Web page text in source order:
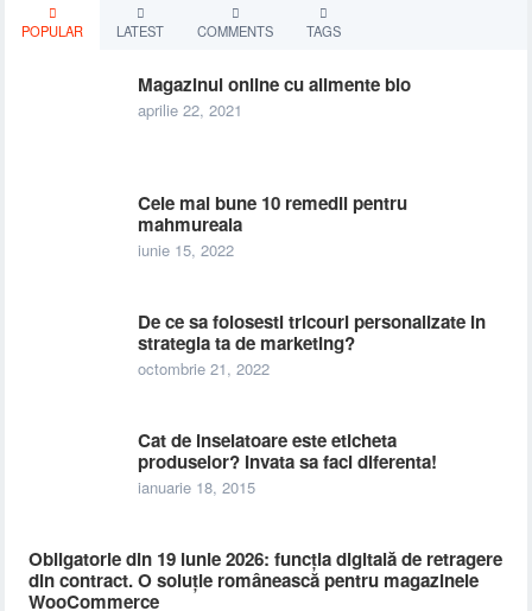
POPULAR LATEST COMMENTS TAGS
Magazinul online cu alimente bio
aprilie 22, 2021
Cele mai bune 10 remedii pentru
mahmureala
iunie 15, 2022
De ce sa folosesti tricouri personalizate in
strategia ta de marketing?
octombrie 21, 2022
Cat de inselatoare este eticheta
produselor? Invata sa faci diferenta!
ianuarie 18, 2015
Obligatorie din 19 iunie 2026: funcția digitală de retragere
din contract. O soluție românească pentru magazinele
WooCommerce